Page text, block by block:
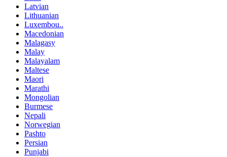
Latvian
Lithuanian
Luxembou..
Macedonian
Malagasy
Malay
Malayalam
Maltese
Maori
Marathi
Mongolian
Burmese
Nepali
Norwegian
Pashto
Persian
Punjabi